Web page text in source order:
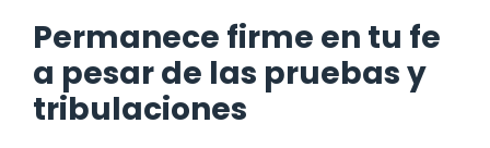
Permanece firme en tu fe
a pesar de las pruebas y
tribulaciones